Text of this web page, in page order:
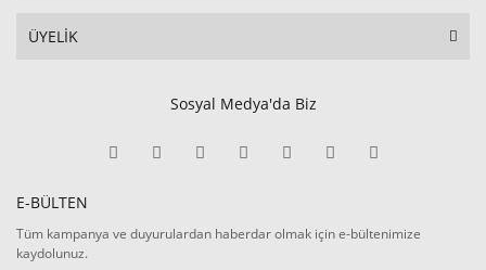
ÜYELİK
Sosyal Medya'da Biz
E-BÜLTEN
Tüm kampanya ve duyurulardan haberdar olmak için e-bültenimize
kaydolunuz.